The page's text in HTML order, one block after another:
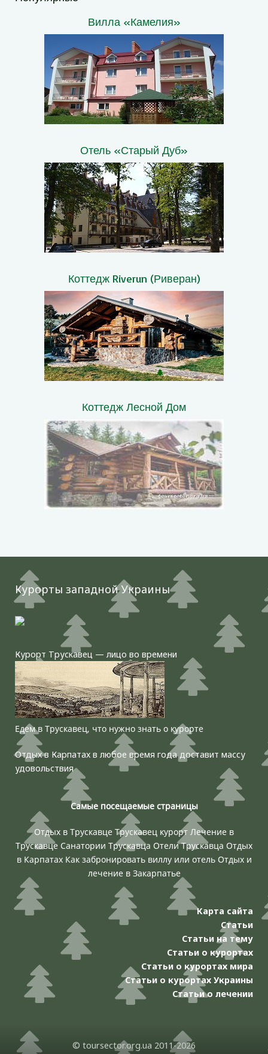
Вилла «Камелия»
Отель «Старый Дуб»
Коттедж Riverun (Риверан)
Коттедж Лесной Дом
Курорты западной Украины
Курорт Трускавец — лицо во времени
Едем в Трускавец, что нужно знать о курорте
Отдых в Карпатах в любое время года доставит массу
удовольствия
Самые посещаемые страницы
Отдых в Трускавце Трускавец курорт Лечение в
Трускавце Санатории Трускавца Отели Трускавца Отдых
в Карпатах Как забронировать виллу или отель Отдых и
лечение в Закарпатье
Карта сайта
Статьи
Статьи на тему
Статьи о курортах
Статьи о курортах мира
Статьи о курортах Украины
Статьи о лечении
© toursector.org.ua 2011-2026